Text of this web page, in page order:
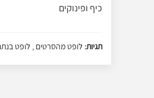
כיף ופינוקים
תגיות: לופט מהסרטים , לופט